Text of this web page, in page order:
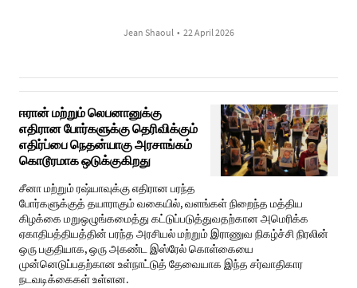
Jean Shaoul • 22 April 2026
ஈரான் மற்றும் லெபனானுக்கு
எதிரான போர்களுக்கு தெரிவிக்கும்
எதிர்ப்பை நெதன்யாகு அரசாங்கம்
கொடூரமாக ஒடுக்குகிறது
சீனா மற்றும் ரஷ்யாவுக்கு எதிரான பரந்த
போர்களுக்குத் தயாராகும் வகையில், வளங்கள் நிறைந்த மத்திய
கிழக்கை மறுஒழுங்கமைத்து கட்டுப்படுத்துவதற்கான அமெரிக்க
ஏகாதிபத்தியத்தின் பரந்த அரசியல் மற்றும் இராணுவ நிகழ்ச்சி நிரலின்
ஒரு பகுதியாக, ஒரு அகண்ட இஸ்ரேல் கொள்கையை
முன்னெடுப்பதற்கான உள்நாட்டுத் தேவையாக இந்த சர்வாதிகார
நடவடிக்கைகள் உள்ளன.